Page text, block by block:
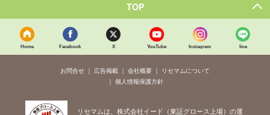
TOP
Home Facebook X YouTube Instagram line
お問合せ 広告掲載 会社概要
リセマムについて
個人情報保護方針
リセマムは、株式会社イード（東証グロース上場）の運